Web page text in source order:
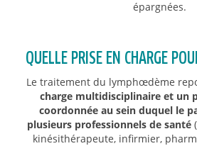
épargnées.
QUELLE PRISE EN CHARGE
Le traitement du lymphœdème
charge multidisciplinaire et un
coordonnée au sein duquel le
plusieurs professionnels de santé
kinésithérapeute, infirmier,